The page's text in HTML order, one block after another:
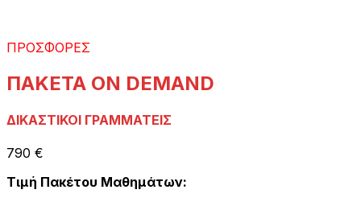
ΠΡΟΣΦΟΡΕΣ
ΠΑΚΕΤΑ ON DEMAND
ΔΙΚΑΣΤΙΚΟΙ ΓΡΑΜΜΑΤΕΙΣ
790 €
Τιμή Πακέτου Μαθημάτων: